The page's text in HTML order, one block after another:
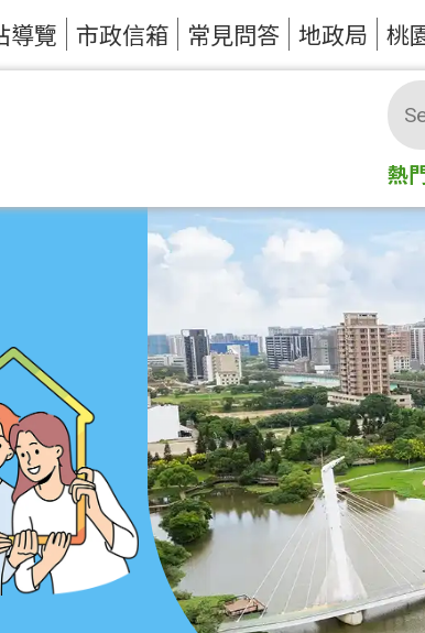
導覽 市政信箱 常見問答 地政局 桃
熱